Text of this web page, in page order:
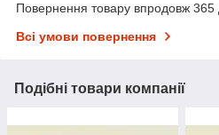
Повернення товару впродовж 365
Всі умови повернення
Подібні товари компанії